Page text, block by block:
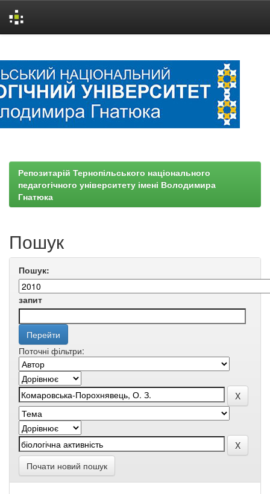
Репозитарій Тернопільського національного
педагогічного університету імені Володимира
Гнатюка
Пошук
Пошук:
запит
Поточні фільтри:
Почати новий пошук